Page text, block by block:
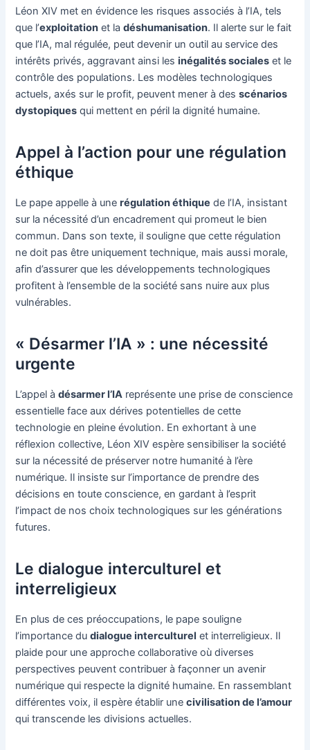
Léon XIV met en évidence les risques associés à l’IA, tels
que l’exploitation et ladéshumanisation. Il alerte sur le fait
que l’IA, mal régulée, peut devenir un outil au service des
intérêts privés, aggravant ainsi lesinégalités sociales et le
contrôle des populations. Les modèles technologiques
actuels, axés sur le profit, peuvent mener à desscénarios
dystopiques qui mettent en péril la dignité humaine.
Appel à l’action pour une régulation
éthique
Le pape appelle à unerégulation éthique de l’IA, insistant
sur la nécessité d’un encadrement qui promeut le bien
commun. Dans son texte, il souligne que cette régulation
ne doit pas être uniquement technique, mais aussi morale,
afin d’assurer que les développements technologiques
profitent à l’ensemble de la société sans nuire aux plus
vulnérables.
« Désarmer l’IA » : une nécessité
urgente
L’appel àdésarmer l’IA représente une prise de conscience
essentielle face aux dérives potentielles de cette
technologie en pleine évolution. En exhortant à une
réflexion collective, Léon XIV espère sensibiliser la société
sur la nécessité de préserver notre humanité à l’ère
numérique. Il insiste sur l’importance de prendre des
décisions en toute conscience, en gardant à l’esprit
l’impact de nos choix technologiques sur les générations
futures.
Le dialogue interculturel et
interreligieux
En plus de ces préoccupations, le pape souligne
l’importance dudialogue interculturel et interreligieux. Il
plaide pour une approche collaborative où diverses
perspectives peuvent contribuer à façonner un avenir
numérique qui respecte la dignité humaine. En rassemblant
différentes voix, il espère établir unecivilisation de l’amour
qui transcende les divisions actuelles.